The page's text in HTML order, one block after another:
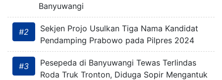
Banyuwangi
#2
Sekjen Projo Usulkan Tiga Nama Kandidat
Pendamping Prabowo pada Pilpres 2024
#3
Pesepeda di Banyuwangi Tewas Terlindas
Roda Truk Tronton, Diduga Sopir Mengantuk